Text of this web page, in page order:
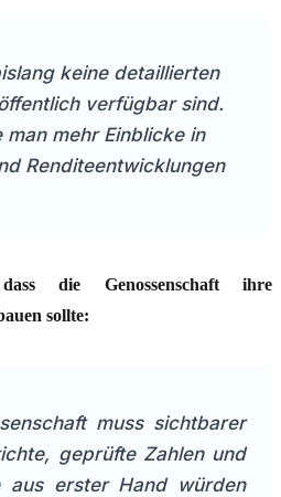
keine detaillierten
verfügbar sind.
mehr Einblicke in
Renditeentwicklungen
die Genossenschaft ihre
sollte:
muss sichtbarer
geprüfte Zahlen und
aus erster Hand würden